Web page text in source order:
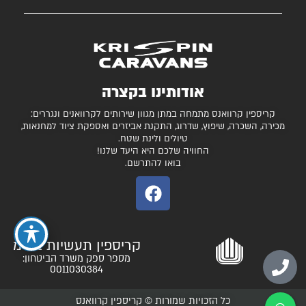
עצמונה 16, אזה"ת מישור אדומים
השירותים שלנו
חניונים מומלצים
יצירת קשר
ציוד ואביזרים נלווים
אודותינו בקצרה
קריספין קרוואנס מתמחה במתן מגוון שירותים לקרוואנים ונגררים:
מכירה, השכרה, שיפוץ, שדרוג, התקנת אביזרים ואספקת ציוד למחנאות,
טיולים ולינת שטח.
החוויה שלכם היא היעד שלנו!
בואו להתרשם.
קריספין תעשיות בע"מ
מספר ספק משרד הביטחון:
0011030384
כל הזכויות שמורות © קריספין קרוואנס